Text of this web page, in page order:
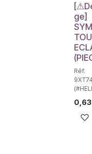
ge]
Réf.
0,63